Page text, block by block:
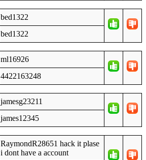
bed1322
bed1322
ml16926
4422163248
jamesg23211
james12345
RaymondR28651 hack it plase
i dont have a account